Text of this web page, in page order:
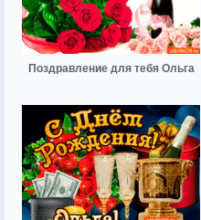
Поздравление для тебя Ольга